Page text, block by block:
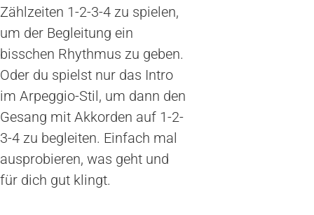
Zählzeiten 1-2-3-4 zu spielen,
um der Begleitung ein
bisschen Rhythmus zu geben.
Oder du spielst nur das Intro
im Arpeggio-Stil, um dann den
Gesang mit Akkorden auf 1-2-
3-4 zu begleiten. Einfach mal
ausprobieren, was geht und
für dich gut klingt.